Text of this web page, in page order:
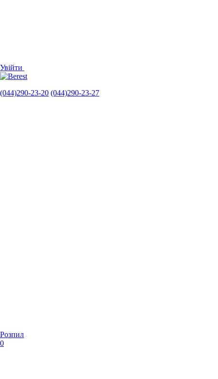
Увійти
(044)290-23-20 (044)290-23-27
Розпил
0